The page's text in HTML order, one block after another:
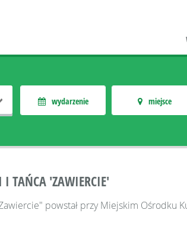
wydarzenie miejsce
I TAŃCA 'ZAWIERCIE'
powstał przy Miejskim